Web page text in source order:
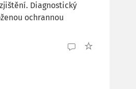
Diagnostický
ochrannou